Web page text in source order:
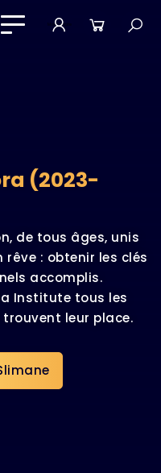
Mon compte Panier
(2023-
de tous âges, unis
: obtenir les clés
accomplis.
Institute tous les
leur place.